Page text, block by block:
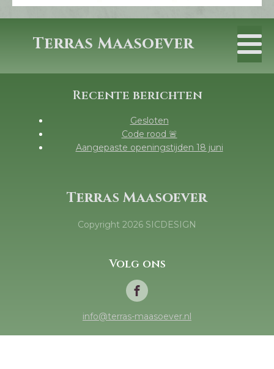
Terras Maasoever
Recente berichten
Gesloten
Code rood 🚨
Aangepaste openingstijden 18 juni
Terras Maasoever
Copyright 2026 SICDESIGN
Volg ons
info@terras-maasoever.nl